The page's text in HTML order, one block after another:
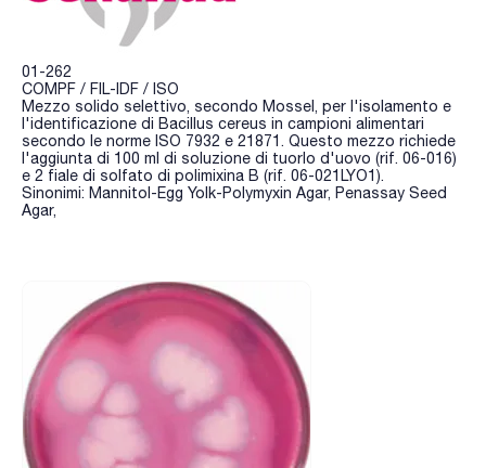
01-262
COMPF / FIL-IDF / ISO
Mezzo solido selettivo, secondo Mossel, per l'isolamento e
l'identificazione di Bacillus cereus in campioni alimentari
secondo le norme ISO 7932 e 21871. Questo mezzo richiede
l'aggiunta di 100 ml di soluzione di tuorlo d'uovo (rif. 06-016)
e 2 fiale di solfato di polimixina B (rif. 06-021LYO1).
Sinonimi: Mannitol-Egg Yolk-Polymyxin Agar, Penassay Seed
Agar,